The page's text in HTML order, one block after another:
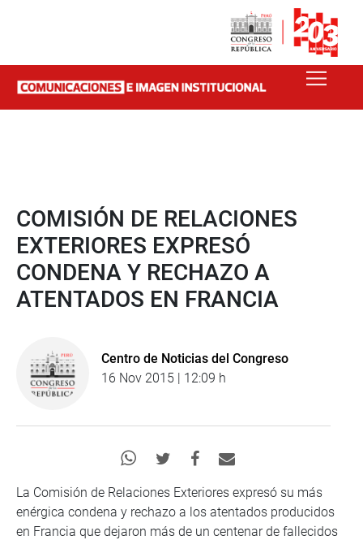
COMISIÓN DE RELACIONES
EXTERIORES EXPRESÓ
CONDENA Y RECHAZO A
ATENTADOS EN FRANCIA
Centro de Noticias del Congreso
16 Nov 2015 | 12:09 h
La Comisión de Relaciones Exteriores expresó su más
enérgica condena y rechazo a los atentados producidos
en Francia que dejaron más de un centenar de fallecidos